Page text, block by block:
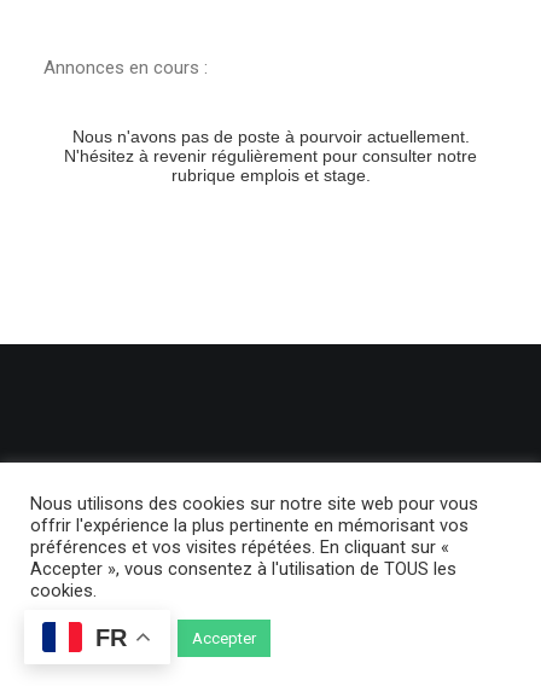
Annonces en cours :
© 2024 BackLight. | Tous droits réservés.Politique de confidentialité
Nous utilisons des cookies sur notre site web pour vous
offrir l'expérience la plus pertinente en mémorisant vos
préférences et vos visites répétées. En cliquant sur «
Accepter », vous consentez à l'utilisation de TOUS les
cookies.
Cookie settings Accepter
FR